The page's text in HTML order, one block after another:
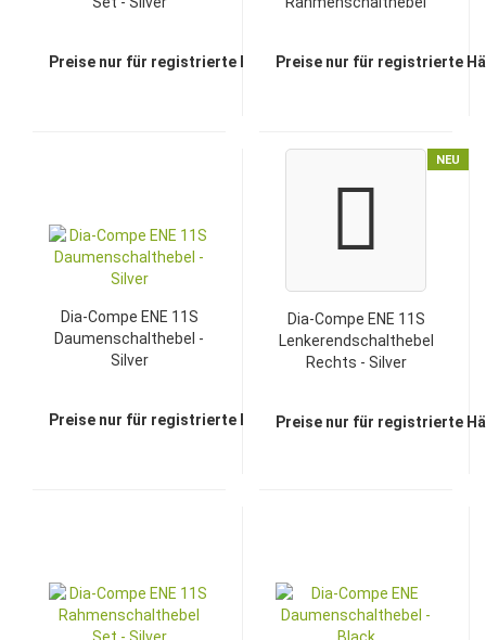
Preise nur für registrierte Händler sichtbarPreise nur für registrierte
Dia-Compe ENE 11S
Daumenschalthebel -
Silver
Preise nur für registrierte Händler sichtbar
NEU
Dia-Compe ENE 11S
Lenkerendschalthebel
Rechts - Silver
Preise nur für registrierte